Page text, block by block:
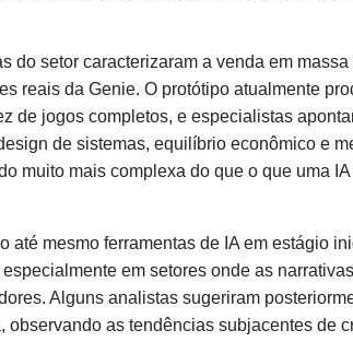
do setor caracterizaram a venda em massa
reais da Genie. O protótipo atualmente
de jogos completos, e especialistas
de sistemas, equilíbrio econômico e
muito mais complexa do que o que uma
até mesmo ferramentas de IA em estágio
em setores onde as
Alguns analistas sugeriram
observando as tendências subjacentes de